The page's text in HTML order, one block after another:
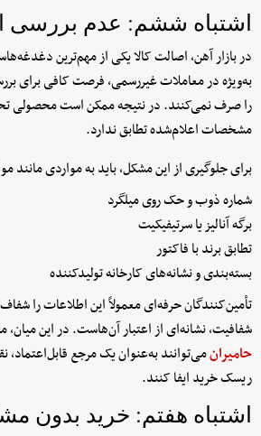
اشتباه ششم: عدم بررسی
در بازار آهن، اصالت کالا یکی از مهم‌ترین
به‌ویژه در معاملات غیررسمی، فرصت کافی برای
را صرف نمی‌کنند. در نتیجه ممکن است محصولی
مشخصات اعلام‌شده تطابق ندارد.
برای جلوگیری از این مشکل، باید به مواردی مانند
شماره ذوب و حک روی میلگرد
برگه آنالیز یا سرتیفیکیت
تطابق برند با فاکتور
بسته‌بندی و نشانه‌های کارخانه تولیدکننده
تأمین‌کنندگان حرفه‌ای معمولاً این اطلاعات را
شفافیت، نشانه‌ای از اعتبار آن‌هاست. در این
حامیرانمی‌توانند به‌عنوان یک مرجع
ریسک خرید ایفا کنند.
اشتباه هفتم: خرید بدون